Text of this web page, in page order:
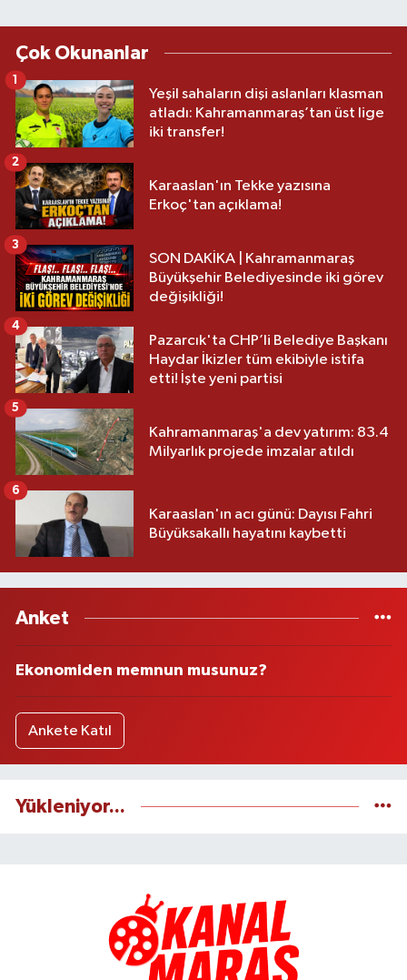
Çok Okunanlar
Yeşil sahaların dişi aslanları klasman
atladı: Kahramanmaraş’tan üst lige
iki transfer!
1
Karaaslan'ın Tekke yazısına
Erkoç'tan açıklama!
2
SON DAKİKA | Kahramanmaraş
Büyükşehir Belediyesinde iki görev
değişikliği!
3
Pazarcık'ta CHP’li Belediye Başkanı
Haydar İkizler tüm ekibiyle istifa
etti! İşte yeni partisi
4
Kahramanmaraş'a dev yatırım: 83.4
Milyarlık projede imzalar atıldı
5
Karaaslan'ın acı günü: Dayısı Fahri
Büyüksakallı hayatını kaybetti
6
Anket
Ekonomiden memnun musunuz?
Ankete Katıl
Yükleniyor...